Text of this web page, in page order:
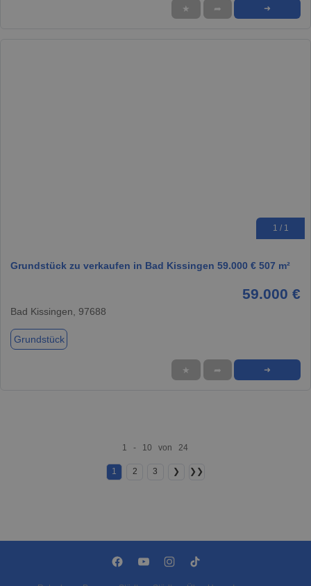
★ ➦ ➜
1 / 1
Grundstück zu verkaufen in Bad Kissingen 59.000 € 507 m²
59.000 €
Bad Kissingen, 97688
Grundstück
★ ➦ ➜
1 - 10 von 24
1 2 3 ❯ ❯❯